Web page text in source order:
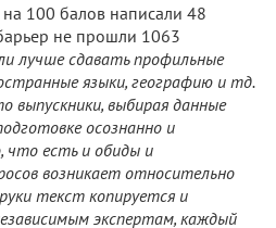
100 балов написали 48
не прошли 1063
лучше сдавать профильные
языки, географию и тд.
выпускники, выбирая данные
осознанно и
что есть и обиды и
возникает относительно
текст копируется и
экспертам, каждый